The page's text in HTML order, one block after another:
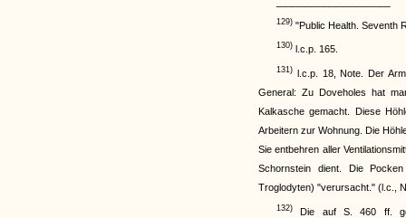
129) "Public Health. Seventh
130) l.c.p. 165.
131) l.c.p. 18, Note. Der
General: Zu Doveholes hat
Kalkasche gemacht. Diese
Arbeitern zur Wohnung. Die
Sie entbehren aller
Schornstein dient. Die
Troglodyten) "verursacht." (l.c.,
132) Die auf S. 460 ff.